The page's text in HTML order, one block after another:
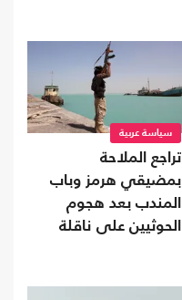
سياسة عربية
تراجع الملاحة
بمضيقي هرمز وباب
المندب بعد هجوم
الحوثيين على ناقلة